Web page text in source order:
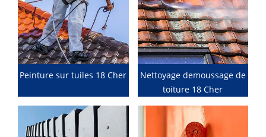
Peinture sur tuiles 18 Cher
Nettoyage demoussage de
toiture 18 Cher